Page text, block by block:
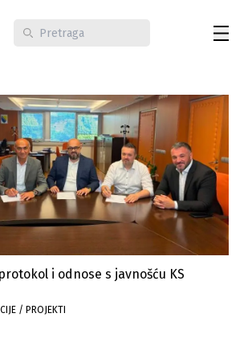
i odnose s javnošću KS
INVESTICIJE / PROJEKTI